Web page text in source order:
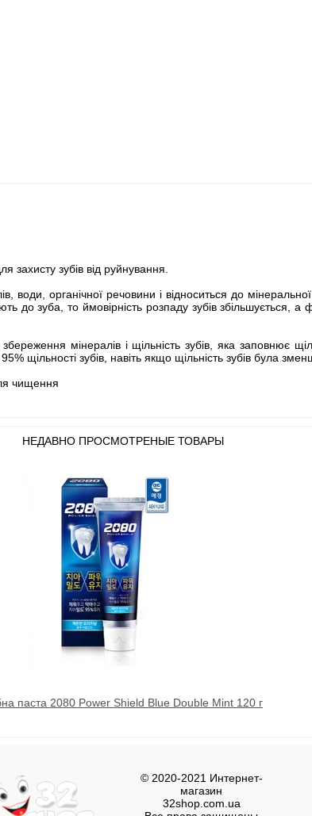
захисту зубів від руйнування.
води, органічної речовини і відноситься до
до зуба, то ймовірність розпаду зубів збільшується,
мінералів і щільність зубів, яка заповнює
щільності зубів, навіть якщо щільність зубів була
чищення
НЕДАВНО ПРОСМОТРЕНЫЕ ТОВАРЫ
паста 2080 Power Shield Blue Double Mint 120 г
© 2020-2021 Интернет-
магазин
32shop.com.ua